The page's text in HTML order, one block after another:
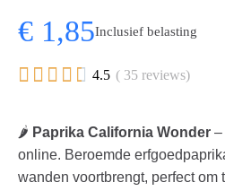
€ 1,85Inclusief belasting
     4.5 ( 35 reviews)
🌶️ Paprika California Wonder –
online. Beroemde
wanden voortbrengt, perfect om